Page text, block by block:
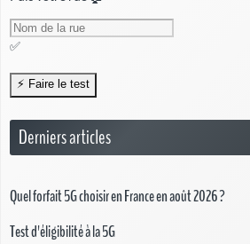
✅
Derniers articles
Quel forfait 5G choisir en France en août 2026 ?
Test d'éligibilité à la 5G